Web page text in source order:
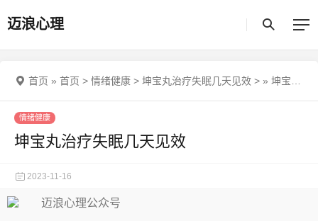
迈浪心理
首页 » 首页 > 情绪健康 > 坤宝丸治疗失眠几天见效 > » 坤宝丸治疗失眠几天见效
情绪健康
坤宝丸治疗失眠几天见效
2023-11-16